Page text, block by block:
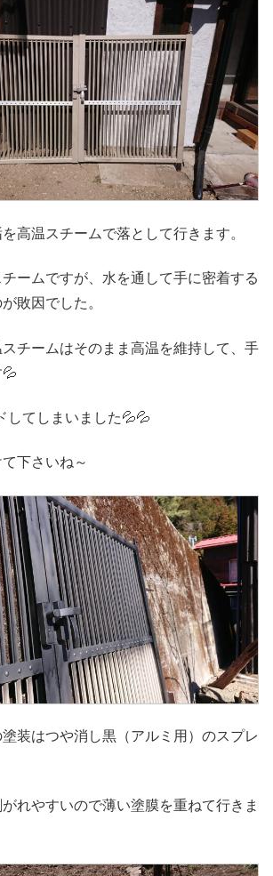
高温スチームで落として行きます。
ームですが、水を通して手に密着する
敗因でした。
チームはそのまま高温を維持して、手
してしまいました💦💦
下さいね～
装はつや消し黒（アルミ用）のスプレ
れやすいので薄い塗膜を重ねて行きま